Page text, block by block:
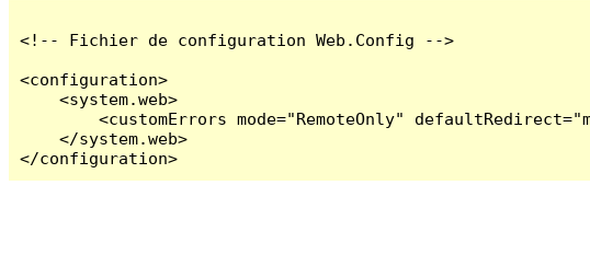
<!-- Fichier de configuration Web.Config -->
<configuration>
    <system.web>
<customErrors mode="RemoteOnly"
    </system.web>
</configuration>